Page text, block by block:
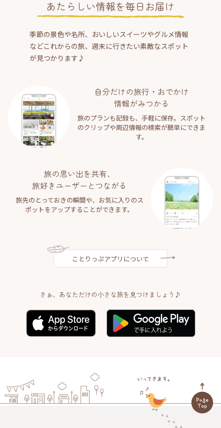
あたらしい情報を毎日お届け
季節の景色や名所、おいしいスイーツやグルメ情報
などこれからの旅、週末に行きたい素敵なスポット
が見つかります♪
自分だけの旅行・おでかけ
情報がみつかる
旅のプランも記録も、手軽に保存。スポット
のクリップや周辺情報の検索が簡単にできま
す。
旅の思い出を共有、
旅好きユーザーとつながる
旅先のとっておきの瞬間や、お気に入りのス
ポットをアップすることができます。
ことりっぷアプリについて
さぁ、あなただけの小さな旅を見つけましょう♪